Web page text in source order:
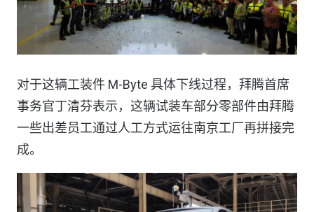
对于这辆工装件 M-Byte 具体下线过程，拜腾首席
事务官丁清芬表示，这辆试装车部分零部件由拜腾
一些出差员工通过人工方式运往南京工厂再拼接完
成。